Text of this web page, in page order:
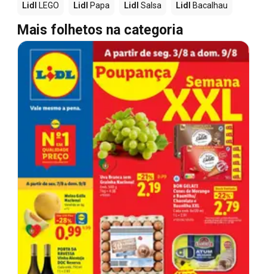
Lidl LEGO Lidl Papa Lidl Salsa Lidl Bacalhau
Mais folhetos na categoria